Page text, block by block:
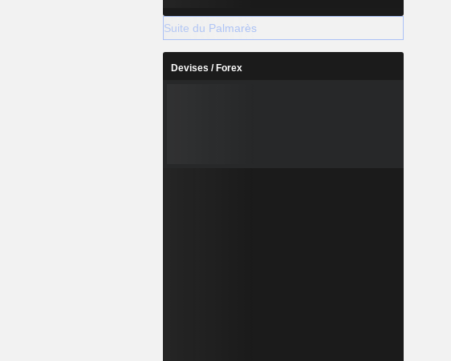
Suite du Palmarès
Devises / Forex